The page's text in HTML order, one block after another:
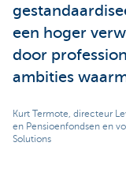
een hoger
door
ambities
Kurt Termote, directeur
en Pensioenfondsen en
Solutions